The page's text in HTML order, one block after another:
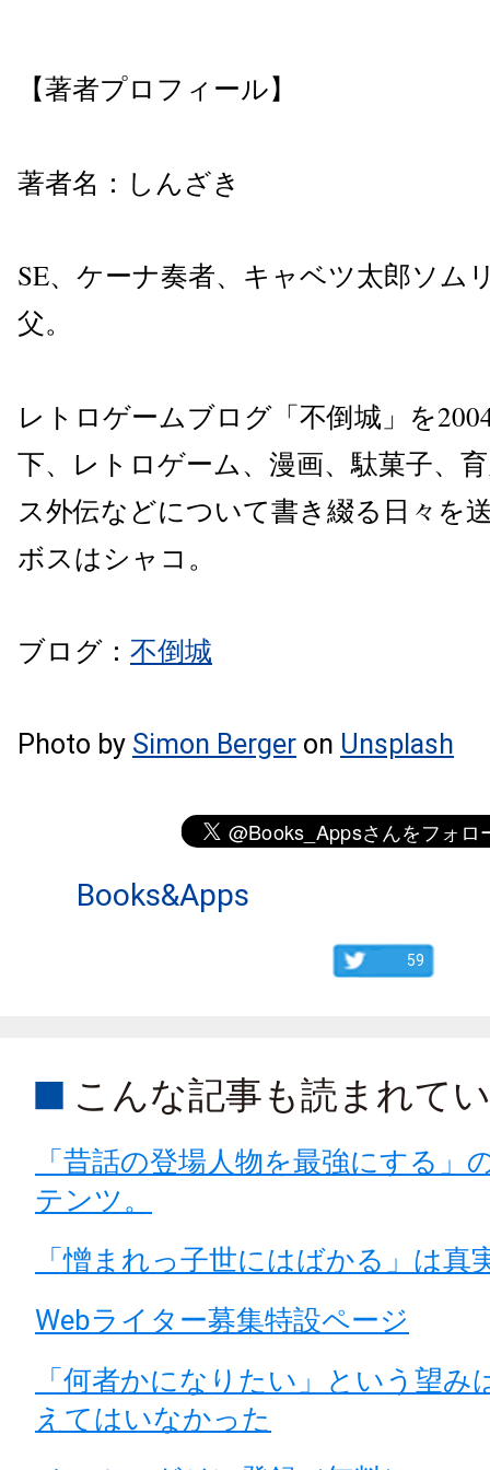
【著者プロフィール】
著者名：しんざき
SE、ケーナ奏者、キャベツ太郎ソム
父。
レトロゲームブログ「不倒城」を
下、レトロゲーム、漫画、駄菓子、
ス外伝などについて書き綴る日々を
ボスはシャコ。
ブログ： 不倒城
Photo by Simon Berger on Unsplash
Books&Apps
59
こんな記事も読まれて
「昔話の登場人物を最強にする」
テンツ。
「憎まれっ子世にはばかる」は真
Webライター募集特設ページ
「何者かになりたい」という望み
えてはいなかった